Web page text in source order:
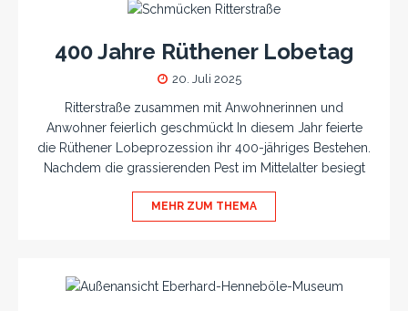
400 Jahre Rüthener Lobetag
20. Juli 2025
Ritterstraße zusammen mit Anwohnerinnen und
Anwohner feierlich geschmückt In diesem Jahr feierte
die Rüthener Lobeprozession ihr 400-jähriges Bestehen.
Nachdem die grassierenden Pest im Mittelalter besiegt
MEHR ZUM THEMA